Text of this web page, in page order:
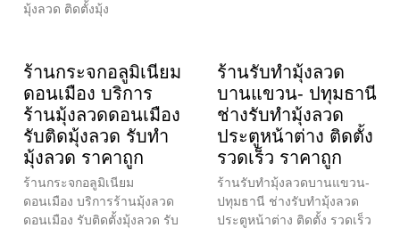
มุ้งลวด ติดตั้งมุ้ง
ร้านกระจกอลูมิเนียม
ดอนเมือง บริการ
ร้านมุ้งลวดดอนเมือง
รับติดมุ้งลวด รับทำ
มุ้งลวด ราคาถูก
ร้านกระจกอลูมิเนียม
ดอนเมือง บริการร้านมุ้งลวด
ดอนเมือง รับติดตั้งมุ้งลวด รับ
ร้านรับทำมุ้งลวด
บานแขวน- ปทุมธานี
ช่างรับทำมุ้งลวด
ประตูหน้าต่าง ติดตั้ง
รวดเร็ว ราคาถูก
ร้านรับทำมุ้งลวดบานแขวน-
ปทุมธานี ช่างรับทำมุ้งลวด
ประตูหน้าต่าง ติดตั้ง รวดเร็ว